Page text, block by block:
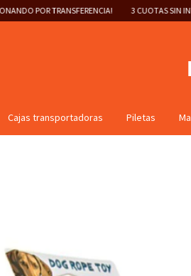
3 CUOTAS SIN INTERÉS 📦 ENVÍOS
Cajas transportadoras Piletas